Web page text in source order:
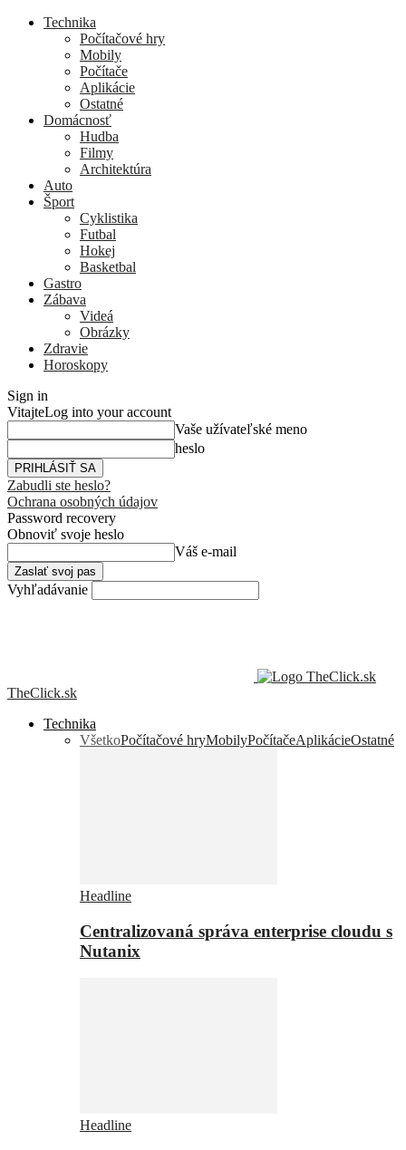
Technika
Počítačové hry
Mobily
Počítače
Aplikácie
Ostatné
Domácnosť
Hudba
Filmy
Architektúra
Auto
Šport
Cyklistika
Futbal
Hokej
Basketbal
Gastro
Zábava
Videá
Obrázky
Zdravie
Horoskopy
Sign in
VitajteLog into your account
Vaše užívateľské meno
heslo
Zabudli ste heslo?
Ochrana osobných údajov
Password recovery
Obnoviť svoje heslo
Váš e-mail
Vyhľadávanie
TheClick.sk
Technika
VšetkoPočítačové hryMobilyPočítačeAplikácieOstatné
Headline
Centralizovaná správa enterprise cloudu s
Nutanix
Headline